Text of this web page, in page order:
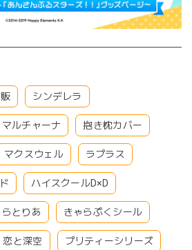
シンデレラ
マルチャーナ 抱き枕カバー
マクスウェル ラプラス
ハイスクールD×D
とりあ きゃらぷくシール
恋と深空 プリティーシリーズ